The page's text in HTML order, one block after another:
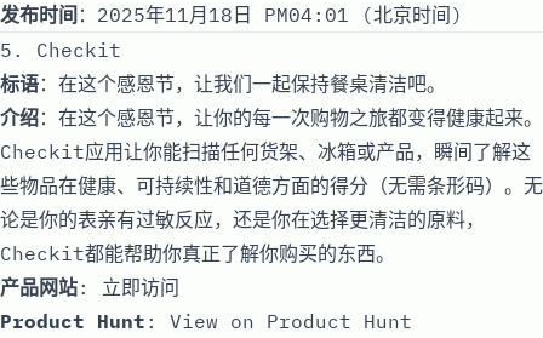
发布时间 ：2025年11月18日 PM04:01 (北京时间)
5. Checkit
标语：在这个感恩节，让我们一起保持餐桌清洁吧。
介绍：在这个感恩节，让你的每一次购物之旅都变得健康起来。
Checkit应用让你能扫描任何货架、冰箱或产品，瞬间了解这
些物品在健康、可持续性和道德方面的得分（无需条形码）。无
论是你的表亲有过敏反应，还是你在选择更清洁的原料，
Checkit都能帮助你真正了解你购买的东西。
产品网站: 立即访问
Product Hunt : View on Product Hunt